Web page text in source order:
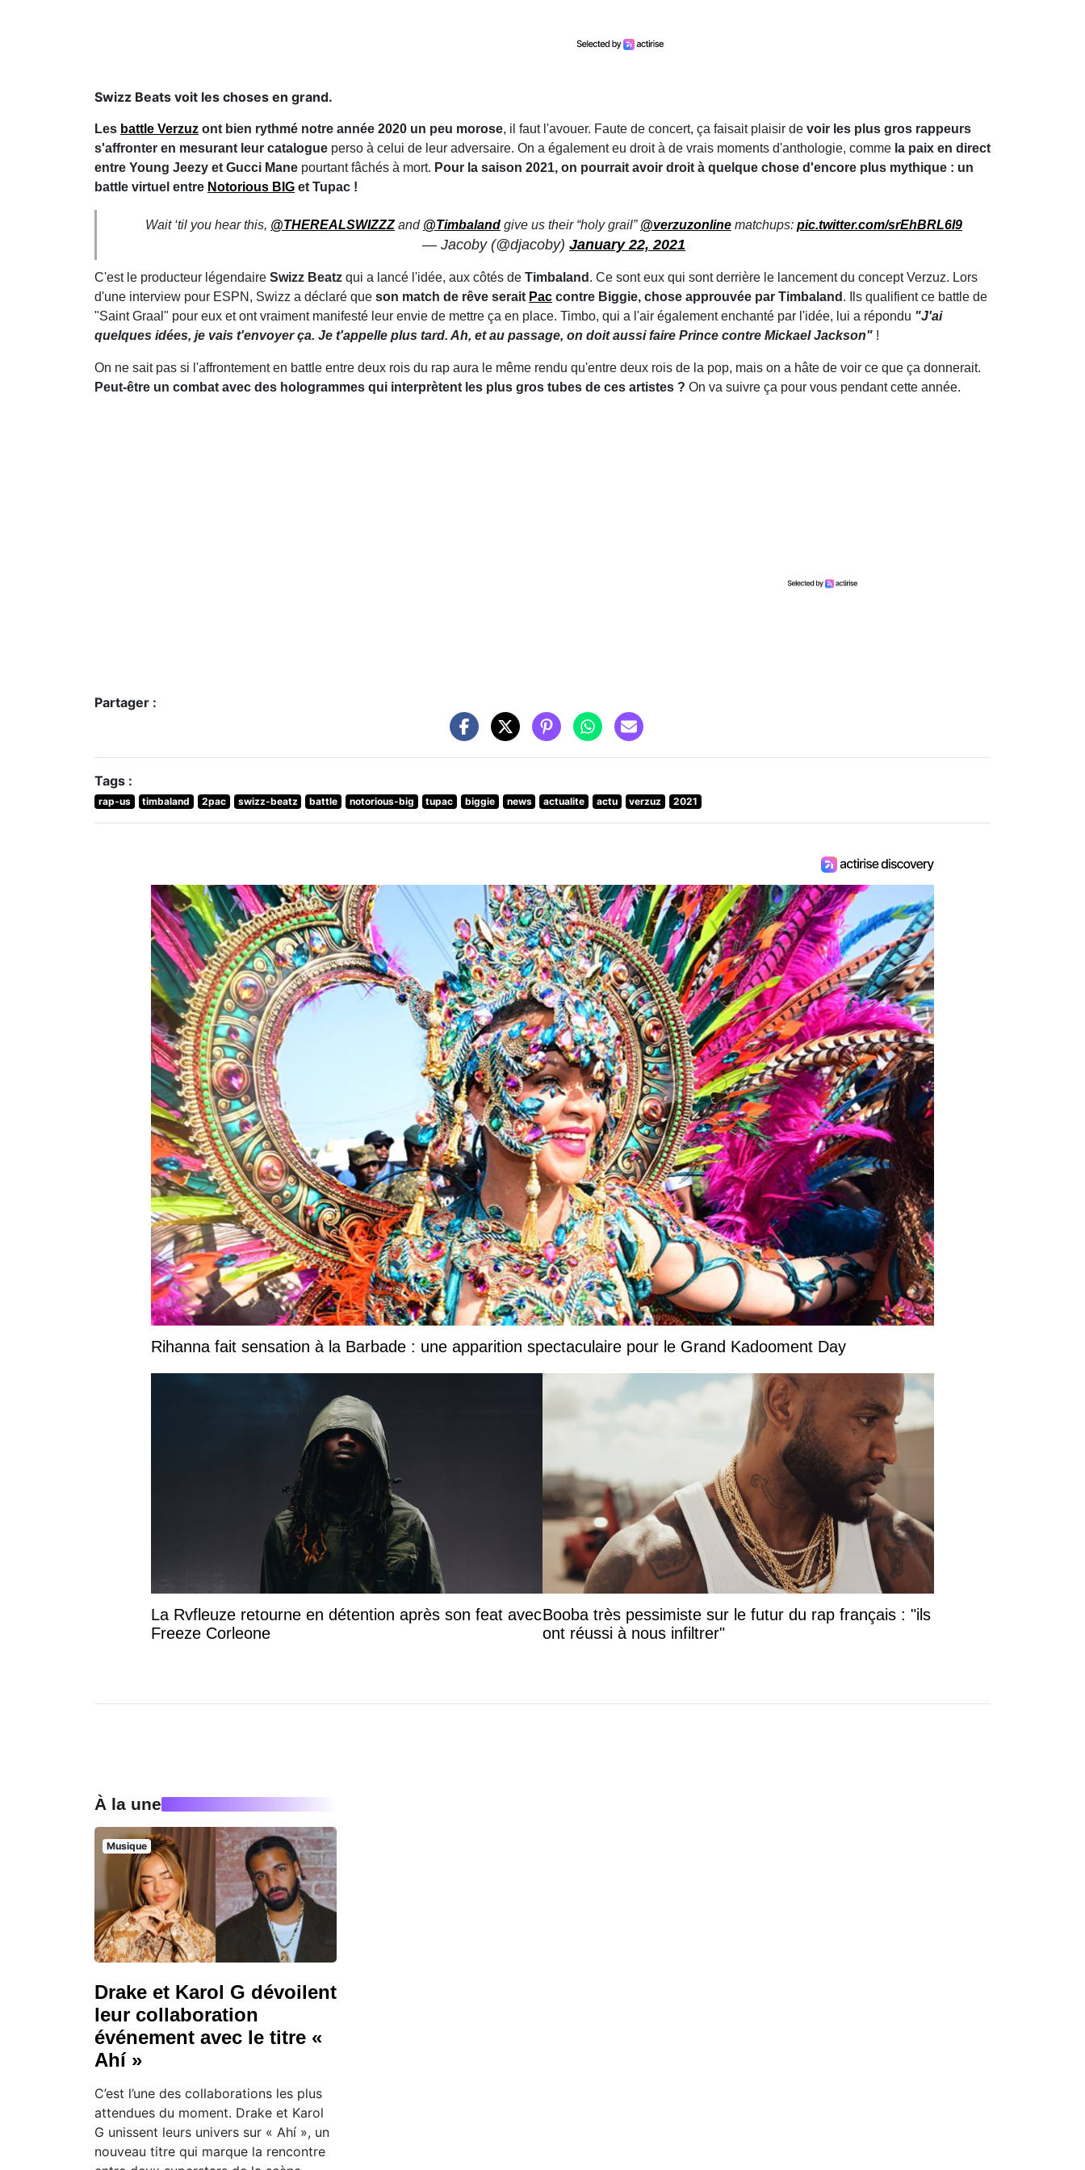
Swizz Beats voit les choses en grand.
Les battle Verzuz ont bien rythmé notre année 2020 un peu morose, il faut l'avouer. Faute de concert, ça faisait plaisir de voir les plus gros rappeurs
s'affronter en mesurant leur catalogue perso à celui de leur adversaire. On a également eu droit à de vrais moments d'anthologie, comme la paix en direct
entre Young Jeezy et Gucci Mane pourtant fâchés à mort. Pour la saison 2021, on pourrait avoir droit à quelque chose d'encore plus mythique : un
battle virtuel entre Notorious BIG et Tupac !
Wait ‘til you hear this, @THEREALSWIZZZand @Timbaland give us their “holy grail” @verzuzonline matchups: pic.twitter.com/srEhBRL6I9
— Jacoby (@djacoby) January 22, 2021
C'est le producteur légendaire Swizz Beatz qui a lancé l'idée, aux côtés de Timbaland . Ce sont eux qui sont derrière le lancement du concept Verzuz. Lors
d'une interview pour ESPN, Swizz a déclaré que son match de rêve serait Pac contre Biggie, chose approuvée par Timbaland . Ils qualifient ce battle de
"Saint Graal" pour eux et ont vraiment manifesté leur envie de mettre ça en place. Timbo, qui a l'air également enchanté par l'idée, lui a répondu "J'ai
quelques idées, je vais t'envoyer ça. Je t'appelle plus tard. Ah, et au passage, on doit aussi faire Prince contre Mickael Jackson" !
On ne sait pas si l'affrontement en battle entre deux rois du rap aura le même rendu qu'entre deux rois de la pop, mais on a hâte de voir ce que ça donnerait.
Peut-être un combat avec des hologrammes qui interprètent les plus gros tubes de ces artistes ? On va suivre ça pour vous pendant cette année.
Partager :
Tags :
rap-us timbaland 2pac swizz-beatz battle notorious-big tupac biggie news actualite actu verzuz 2021
Rihanna fait sensation à la Barbade : une apparition spectaculaire pour le Grand Kadooment Day
La Rvfleuze retourne en détention après son feat avec
Freeze Corleone
Booba très pessimiste sur le futur du rap français : "ils
ont réussi à nous infiltrer"
À la une
Musique
Drake et Karol G dévoilent
leur collaboration
événement avec le titre «
Ahí »
C’est l’une des collaborations les plus
attendues du moment. Drake et Karol
G unissent leurs univers sur « Ahí », un
nouveau titre qui marque la rencontre